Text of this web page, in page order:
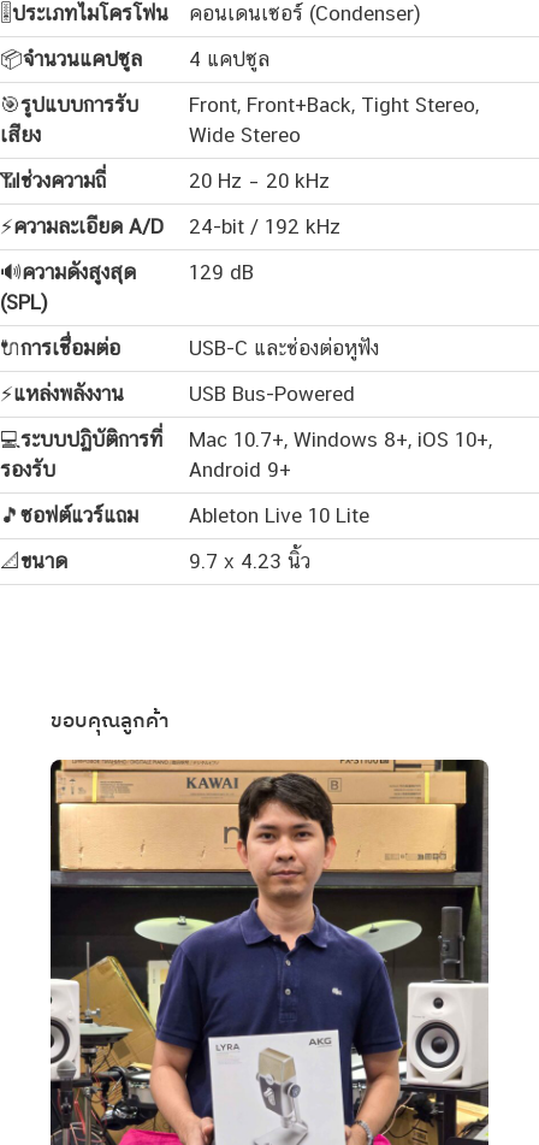
🎚️ประเภทไมโครโฟน
คอนเดนเซอร์ (Condenser)
📦จำนวนแคปซูล
4 แคปซูล
🎯รูปแบบการรับ
เสียง
Front, Front+Back, Tight Stereo,
Wide Stereo
📶ช่วงความถี่
20 Hz – 20 kHz
⚡ความละเอียด A/D
24-bit / 192 kHz
🔊ความดังสูงสุด
(SPL)
129 dB
🔌การเชื่อมต่อ
USB-C และช่องต่อหูฟัง
⚡แหล่งพลังงาน
USB Bus-Powered
💻ระบบปฏิบัติการที่
รองรับ
Mac 10.7+, Windows 8+, iOS 10+,
Android 9+
🎵 ซอฟต์แวร์แถม
Ableton Live 10 Lite
📐ขนาด 9.7 x 4.23 นิ้ว
ขอบคุณลูกค้า